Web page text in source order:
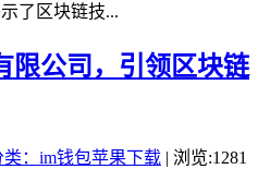
了区块链技...
限公司，引领区块链
类：im钱包苹果下载 | 浏览:1281